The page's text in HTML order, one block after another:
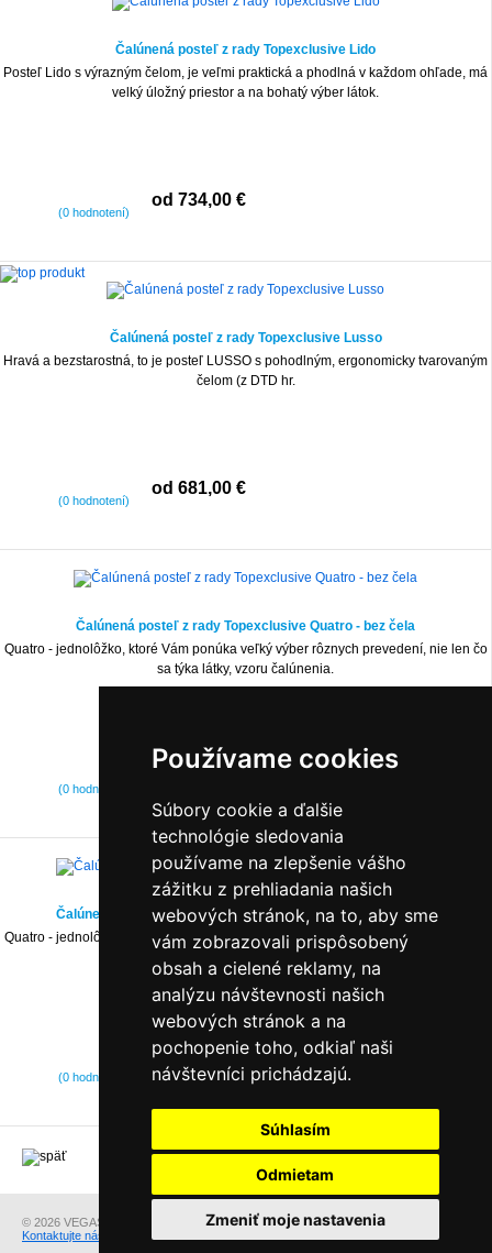
Používame cookies
Súbory cookie a ďalšie
technológie sledovania
používame na zlepšenie vášho
zážitku z prehliadania našich
webových stránok, na to, aby sme
vám zobrazovali prispôsobený
obsah a cielené reklamy, na
analýzu návštevnosti našich
webových stránok a na
pochopenie toho, odkiaľ naši
návštevníci prichádzajú.
Súhlasím
Odmietam
Zmeniť moje nastavenia
Čalúnená posteľ z rady Topexclusive Lido
Posteľ Lido s výrazným čelom, je veľmi praktická a phodlná v každom ohľade, má
velký úložný priestor a na bohatý výber látok.
(0 hodnotení)
od 734,00 €
Čalúnená posteľ z rady Topexclusive Lusso
Hravá a bezstarostná, to je posteľ LUSSO s pohodlným, ergonomicky tvarovaným
čelom (z DTD hr.
(0 hodnotení)
od 681,00 €
Čalúnená posteľ z rady Topexclusive Quatro - bez čela
Quatro - jednolôžko, ktoré Vám ponúka veľký výber rôznych prevedení, nie len čo
sa týka látky, vzoru čalúnenia.
(0 hodnotení)
Čalúnená posteľ z rady Topexclusive Quatro - s dlhým čelom
Quatro - jednolôžko, ktoré Vám ponúka veľký výber rôznych prevedení, nie len čo
sa týka látky, vzoru čalúnenia.
(0 hodnotení)
od 367,00 €
Strana 1/ 13 Späť hore
© 2026 VEGAS Group s.r.o..
Kontaktujte nás
v prípade otázok alebo problémov s prezeraním našich stránok.